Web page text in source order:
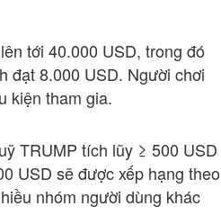
tới 40.000 USD, trong đó
đạt 8.000 USD. Người chơi
kiện tham gia.
TRUMP tích lũy ≥ 500 USD
USD sẽ được xếp hạng theo
nhóm người dùng khác